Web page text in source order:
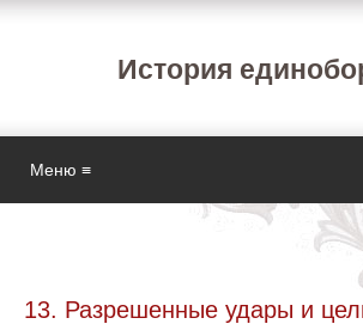
История
Меню ≡
13. Разрешенные удары и